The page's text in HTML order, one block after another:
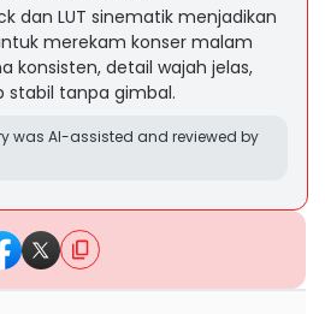
dan LUT sinematik menjadikan
merekam konser malam
konsisten, detail wajah jelas,
tanpa gimbal.
was AI-assisted and reviewed by